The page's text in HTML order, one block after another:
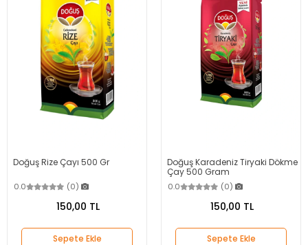
Doğuş Rize Çayı 500 Gr
0.0 (0)
150,00 TL
Sepete Ekle
Doğuş Karadeniz Tiryaki Dökme
Çay 500 Gram
0.0 (0)
150,00 TL
Sepete Ekle